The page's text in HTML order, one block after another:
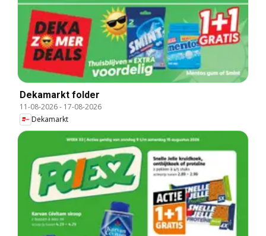
Dekamarkt folder
11-08-2026- 17-08-2026
Dekamarkt